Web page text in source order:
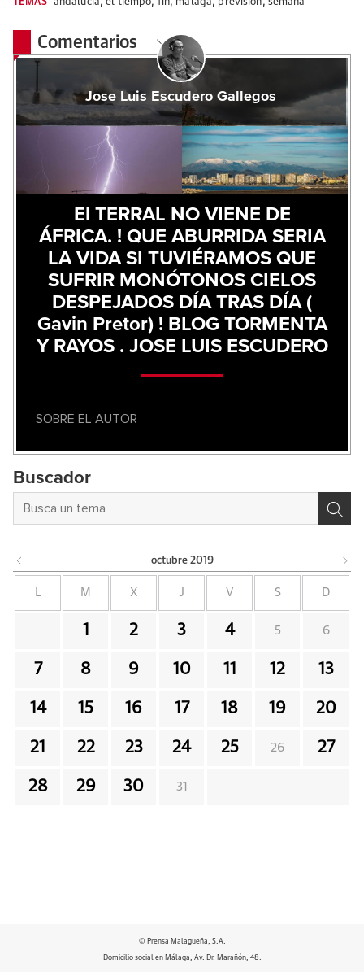
Comentarios
Jose Luis Escudero Gallegos
El TERRAL NO VIENE DE
ÁFRICA. ! QUE ABURRIDA SERIA
LA VIDA SI TUVIÉRAMOS QUE
SUFRIR MONÓTONOS CIELOS
DESPEJADOS DÍA TRAS DÍA (
Gavin Pretor) ! BLOG TORMENTA
Y RAYOS . JOSE LUIS ESCUDERO
SOBRE EL AUTOR
Buscador
octubre 2019
M X J V S D
1 2 3 4 5 6
7 8 9 10 11 12 13
14 15 16 17 18 19 20
21 22 23 24 25 26 27
28 29 30 31
© Prensa Malagueña, S.A.
Domicilio social en Málaga, Av. Dr. Marañón, 48.